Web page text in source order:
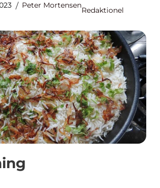
Peter Mortensen
Redaktionel